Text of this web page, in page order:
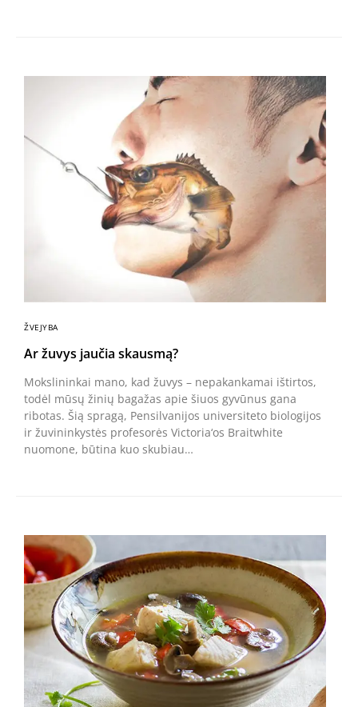
ŽVEJYBA
Ar žuvys jaučia skausmą?
Mokslininkai mano, kad žuvys – nepakankamai ištirtos,
todėl mūsų žinių bagažas apie šiuos gyvūnus gana
ribotas. Šią spragą, Pensilvanijos universiteto biologijos
ir žuvininkystės profesorės Victoria‘os Braitwhite
nuomone, būtina kuo skubiau…